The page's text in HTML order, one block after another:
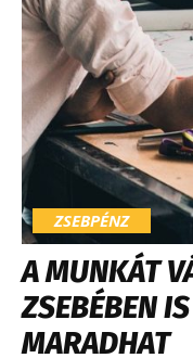
ZSEBPÉNZ
A MUNKÁT
ZSEBÉBEN
MARADHAT